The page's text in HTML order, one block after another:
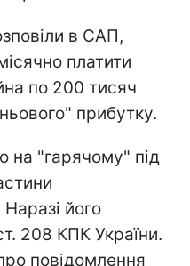
в САП,
платити
по 200 тисяч
прибутку.
на "гарячому" під
його
208 КПК України.
повідомлення